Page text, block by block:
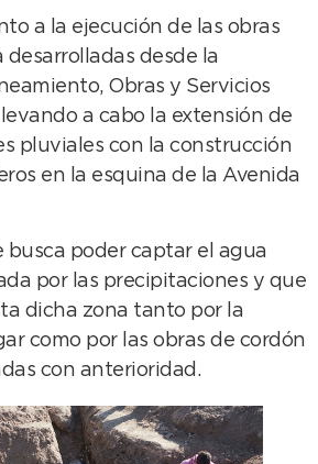
a la ejecución de las obras
desde la
Obras y Servicios
a cabo la extensión de
pluviales con la construcción
en la esquina de la Avenida
busca poder captar el agua
por las precipitaciones y que
dicha zona tanto por la
como por las obras de cordón
con anterioridad.